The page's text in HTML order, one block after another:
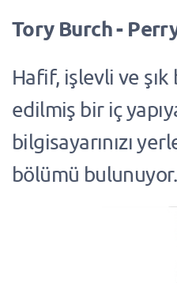
Tory Burch -
Hafif, işlevli ve
edilmiş bir iç
bilgisayarınızı
bölümü bulunuyor.